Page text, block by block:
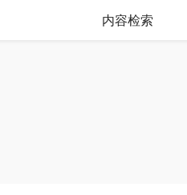
内容检索